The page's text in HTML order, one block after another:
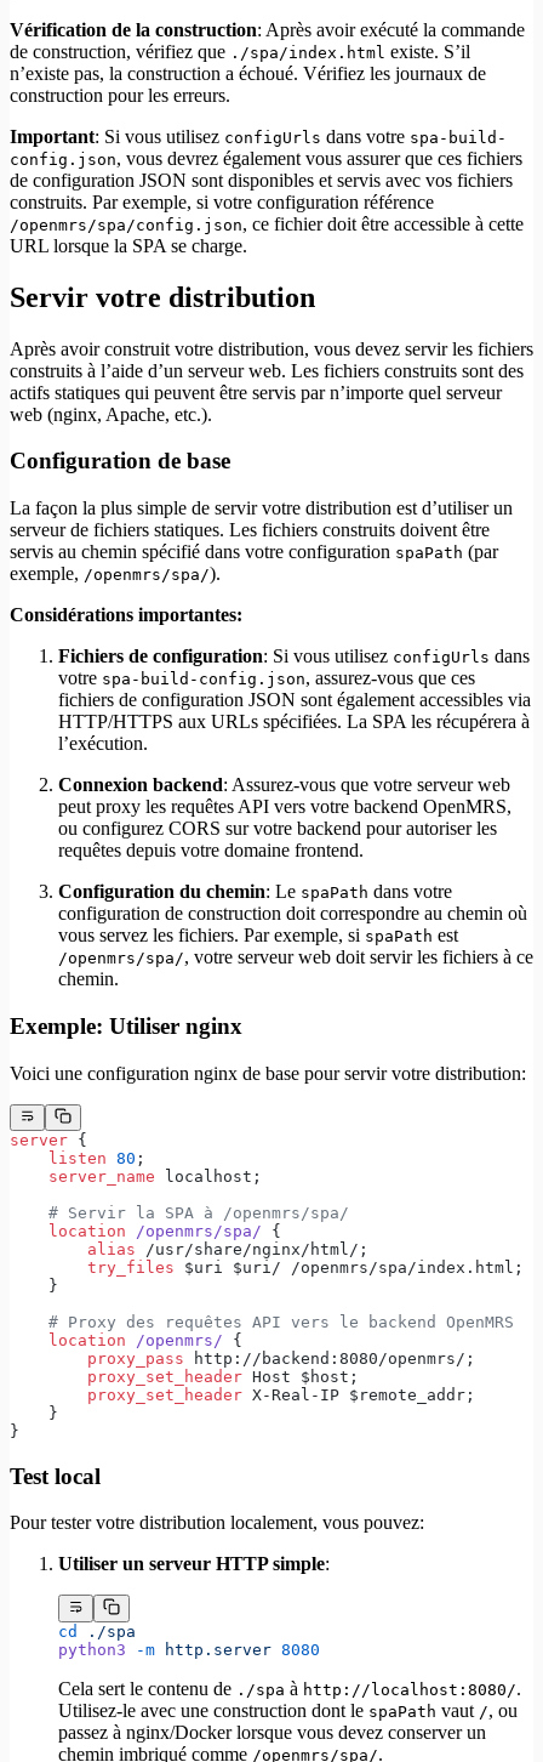
Vérification de la construction: Après avoir exécuté la commande
de construction, vérifiez que ./spa/index.html existe. S’il
n’existe pas, la construction a échoué. Vérifiez les journaux de
construction pour les erreurs.
Important: Si vous utilisez configUrls dans votre spa-build-
config.json, vous devrez également vous assurer que ces fichiers
de configuration JSON sont disponibles et servis avec vos fichiers
construits. Par exemple, si votre configuration référence
/openmrs/spa/config.json, ce fichier doit être accessible à cette
URL lorsque la SPA se charge.
Servir votre distribution
Après avoir construit votre distribution, vous devez servir les fichiers
construits à l’aide d’un serveur web. Les fichiers construits sont des
actifs statiques qui peuvent être servis par n’importe quel serveur
web (nginx, Apache, etc.).
Configuration de base
La façon la plus simple de servir votre distribution est d’utiliser un
serveur de fichiers statiques. Les fichiers construits doivent être
servis au chemin spécifié dans votre configuration spaPath (par
exemple, /openmrs/spa/).
Considérations importantes:
Fichiers de configuration: Si vous utilisez configUrls dans
votre spa-build-config.json, assurez-vous que ces
fichiers de configuration JSON sont également accessibles via
HTTP/HTTPS aux URLs spécifiées. La SPA les récupérera à
l’exécution.
Connexion backend: Assurez-vous que votre serveur web
peut proxy les requêtes API vers votre backend OpenMRS,
ou configurez CORS sur votre backend pour autoriser les
requêtes depuis votre domaine frontend.
Configuration du chemin: Le spaPath dans votre
configuration de construction doit correspondre au chemin où
vous servez les fichiers. Par exemple, si spaPath est
/openmrs/spa/, votre serveur web doit servir les fichiers à ce
chemin.
Exemple: Utiliser nginx
Voici une configuration nginx de base pour servir votre distribution:
server {
    listen
80 ;
    server_name
localhost;
    # Servir la SPA à /openmrs/spa/
    location
/openmrs/spa/ {
        alias
/usr/share/nginx/html/;
        try_files
$uri $uri/ /openmrs/spa/index.html;
    }
    # Proxy des requêtes API vers le backend OpenMRS
    location
/openmrs/ {
        proxy_pass
http://backend:8080/openmrs/;
        proxy_set_header
Host $host;
        proxy_set_header
X-Real-IP $remote_addr;
    }
}
Test local
Pour tester votre distribution localement, vous pouvez:
Utiliser un serveur HTTP simple:
cd
./spa
python3 -m http.server 8080
Cela sert le contenu de ./spa à http://localhost:8080/.
Utilisez-le avec une construction dont le spaPath vaut /, ou
passez à nginx/Docker lorsque vous devez conserver un
chemin imbriqué comme /openmrs/spa/.